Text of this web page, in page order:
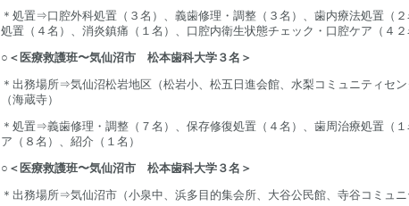
＊処置⇒口腔外科処置（３名）、義歯修理・調整（３名）、歯内療法処置（
処置（４名）、消炎鎮痛（１名）、口腔内衛生状態チェック・口腔ケア（４２
○ ＜医療救護班〜気仙沼市 松本歯科大学３名＞
＊出務場所⇒気仙沼松岩地区（松岩小、松五日進会館、水梨コミュニティセ
（海蔵寺）
＊処置⇒義歯修理・調整（７名）、保存修復処置（４名）、歯周治療処置（
ア（８名）、紹介（１名）
○ ＜医療救護班〜気仙沼市 松本歯科大学３名＞
＊出務場所⇒気仙沼市（小泉中、浜多目的集会所、大谷公民館、寺谷コミ